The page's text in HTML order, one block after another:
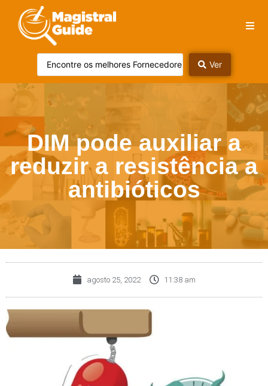
Ver
DIM pode auxiliar a
reduzir a resistência a
antibióticos
agosto 25, 2022 11:38 am